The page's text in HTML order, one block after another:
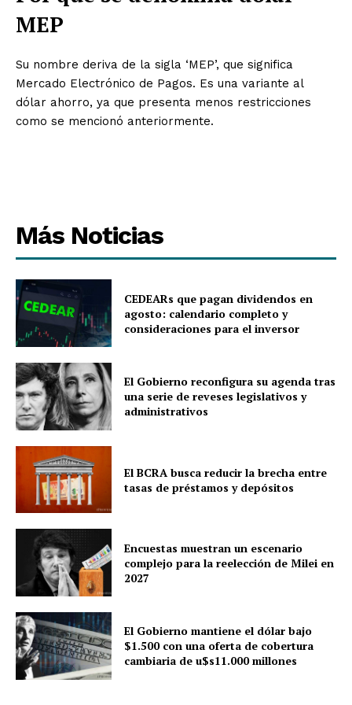
MEP
Su nombre deriva de la sigla ‘MEP’, que significa
Mercado Electrónico de Pagos. Es una variante al
dólar ahorro, ya que presenta menos restricciones
como se mencionó anteriormente.
Más Noticias
CEDEARs que pagan dividendos en
agosto: calendario completo y
consideraciones para el inversor
El Gobierno reconfigura su agenda tras
una serie de reveses legislativos y
administrativos
El BCRA busca reducir la brecha entre
tasas de préstamos y depósitos
Encuestas muestran un escenario
complejo para la reelección de Milei en
2027
El Gobierno mantiene el dólar bajo
$1.500 con una oferta de cobertura
cambiaria de u$s11.000 millones